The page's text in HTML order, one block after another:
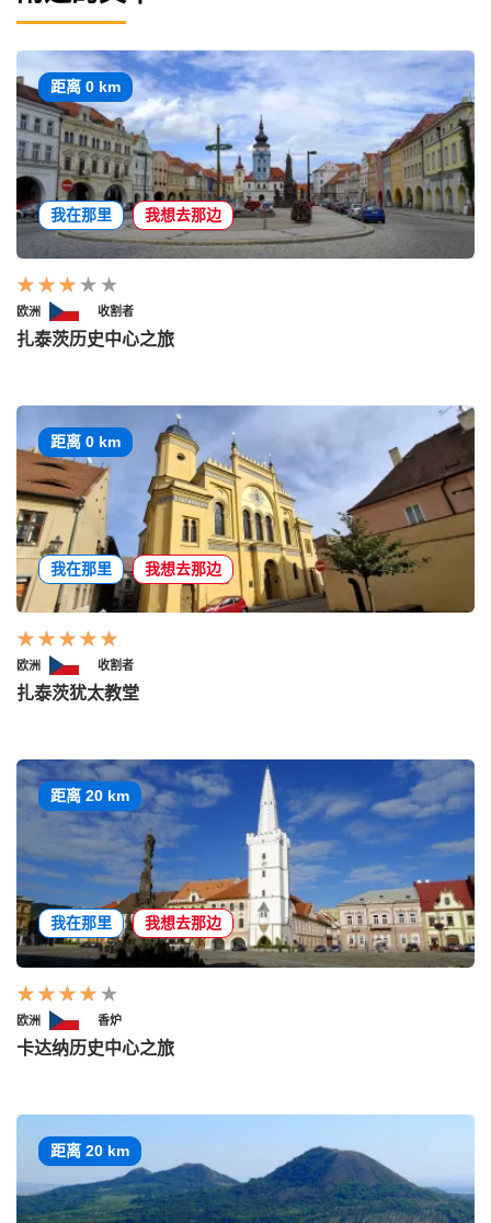
距离 0 km
我在那里 我想去那边
欧洲 收割者
扎泰茨历史中心之旅
距离 0 km
我在那里 我想去那边
欧洲 收割者
扎泰茨犹太教堂
距离 20 km
我在那里 我想去那边
欧洲 香炉
卡达纳历史中心之旅
距离 20 km